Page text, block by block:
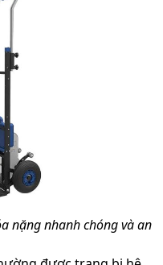
nặng nhanh chóng và an